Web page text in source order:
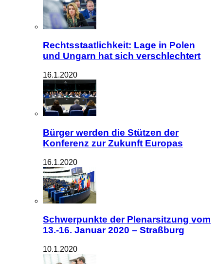
Rechtsstaatlichkeit: Lage in Polen
und Ungarn hat sich verschlechtert
16.1.2020
Bürger werden die Stützen der
Konferenz zur Zukunft Europas
16.1.2020
Schwerpunkte der Plenarsitzung vom
13.-16. Januar 2020 – Straßburg
10.1.2020